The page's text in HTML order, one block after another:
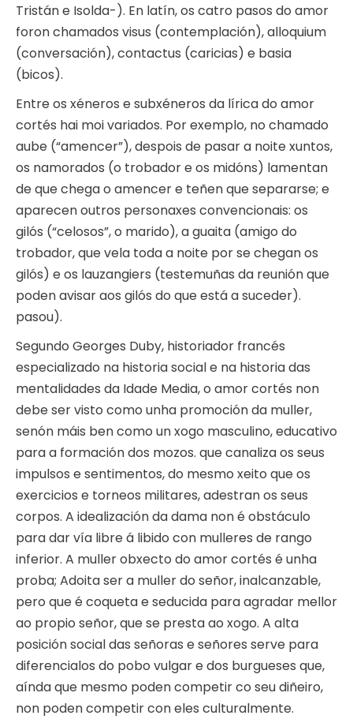
Tristán e Isolda-). En latín, os catro pasos do amor
foron chamados visus (contemplación), alloquium
(conversación), contactus (caricias) e basia
(bicos).
Entre os xéneros e subxéneros da lírica do amor
cortés hai moi variados. Por exemplo, no chamado
aube (“amencer”), despois de pasar a noite xuntos,
os namorados (o trobador e os midóns) lamentan
de que chega o amencer e teñen que separarse; e
aparecen outros personaxes convencionais: os
gilós (“celosos”, o marido), a guaita (amigo do
trobador, que vela toda a noite por se chegan os
gilós) e os lauzangiers (testemuñas da reunión que
poden avisar aos gilós do que está a suceder).
pasou).
Segundo Georges Duby, historiador francés
especializado na historia social e na historia das
mentalidades da Idade Media, o amor cortés non
debe ser visto como unha promoción da muller,
senón máis ben como un xogo masculino, educativo
para a formación dos mozos. que canaliza os seus
impulsos e sentimentos, do mesmo xeito que os
exercicios e torneos militares, adestran os seus
corpos. A idealización da dama non é obstáculo
para dar vía libre á libido con mulleres de rango
inferior. A muller obxecto do amor cortés é unha
proba; Adoita ser a muller do señor, inalcanzable,
pero que é coqueta e seducida para agradar mellor
ao propio señor, que se presta ao xogo. A alta
posición social das señoras e señores serve para
diferencialos do pobo vulgar e dos burgueses que,
aínda que mesmo poden competir co seu diñeiro,
non poden competir con eles culturalmente.